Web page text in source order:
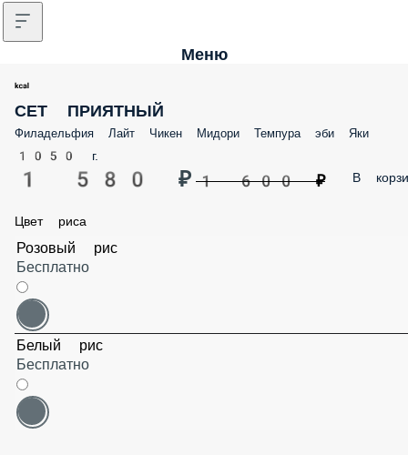
Меню
СЕТ ПРИЯТНЫЙ
Филадельфия Лайт Чикен Мидори Темпура эби Яки
1050 г.
1 580 ₽ 1 600 ₽ В
Цвет риса
Розовый рис
Бесплатно
Белый рис